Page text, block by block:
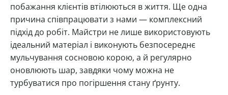
побажання клієнтів втілюються в життя. Ще одна
причина співпрацювати з нами — комплексний
підхід до робіт. Майстри не лише використовують
ідеальний матеріал і виконують безпосереднє
мульчування сосновою корою, а й регулярно
оновлюють шар, завдяки чому можна не
турбуватися про погіршення стану ґрунту.